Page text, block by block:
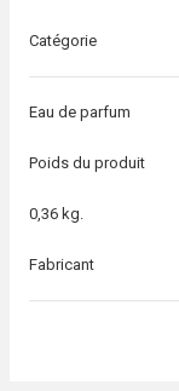
Catégorie
Eau de parfum
Poids du produit
0,36 kg.
Fabricant